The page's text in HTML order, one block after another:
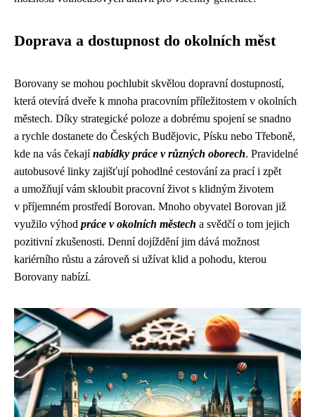
Doprava a dostupnost do okolních měst
Borovany se mohou pochlubit skvělou dopravní dostupností,
která otevírá dveře k mnoha pracovním příležitostem v okolních
městech. Díky strategické poloze a dobrému spojení se snadno
a rychle dostanete do Českých Budějovic, Písku nebo Třeboně,
kde na vás čekajínabídky práce v různých oborech. Pravidelné
autobusové linky zajišťují pohodlné cestování za prací i zpět
a umožňují vám skloubit pracovní život s klidným životem
v příjemném prostředí Borovan. Mnoho obyvatel Borovan již
využilo výhod práce v okolních městech a svědčí o tom jejich
pozitivní zkušenosti. Denní dojíždění jim dává možnost
kariérního růstu a zároveň si užívat klid a pohodu, kterou
Borovany nabízí.